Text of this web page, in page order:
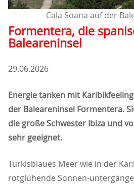
Cala Soana auf der
Formentera, die
Baleareninsel
29.06.2026
Energie tanken mit
der Baleareninsel Formentera.
die große Schwester Ibiza und
sehr geeignet.
Türkisblaues Meer wie in der
rotglühende Sonnen-